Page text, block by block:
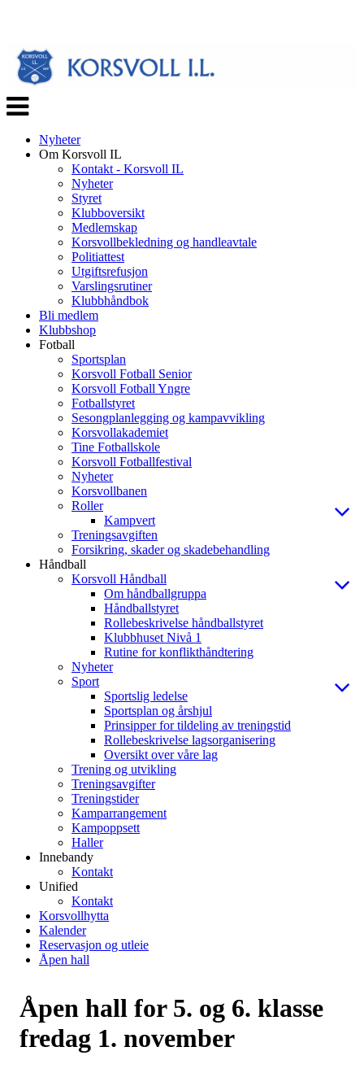
Veksle
navigasjon
Nyheter
Om Korsvoll IL
Kontakt - Korsvoll IL
Nyheter
Styret
Klubboversikt
Medlemskap
Korsvollbekledning og handleavtale
Politiattest
Utgiftsrefusjon
Varslingsrutiner
Klubbhåndbok
Bli medlem
Klubbshop
Fotball
Sportsplan
Korsvoll Fotball Senior
Korsvoll Fotball Yngre
Fotballstyret
Sesongplanlegging og kampavvikling
Korsvollakademiet
Tine Fotballskole
Korsvoll Fotballfestival
Nyheter
Korsvollbanen
Roller
Kampvert
Treningsavgiften
Forsikring, skader og skadebehandling
Håndball
Korsvoll Håndball
Om håndballgruppa
Håndballstyret
Rollebeskrivelse håndballstyret
Klubbhuset Nivå 1
Rutine for konflikthåndtering
Nyheter
Sport
Sportslig ledelse
Sportsplan og årshjul
Prinsipper for tildeling av treningstid
Rollebeskrivelse lagsorganisering
Oversikt over våre lag
Trening og utvikling
Treningsavgifter
Treningstider
Kamparrangement
Kampoppsett
Haller
Innebandy
Kontakt
Unified
Kontakt
Korsvollhytta
Kalender
Reservasjon og utleie
Åpen hall
Åpen hall for 5. og 6. klasse
fredag 1. november